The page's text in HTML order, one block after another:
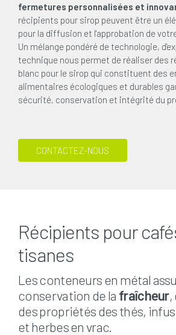
fermetures personnalisées et
récipients pour sirop peuvent être un
pour la diffusion et l'approbation de
Un mélange pondéré de technologie,
technique nous permet de réaliser des
blanc pour le sirop qui constituent des
alimentaires écologiques et durables
sécurité, conservation et intégrité du
CONTACTEZ-NOUS
Récipients pour
tisanes
Les conteneurs en métal
conservation de la fraîcheur,
des propriétés des thés,
et herbes en vrac.